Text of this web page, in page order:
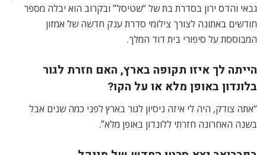
גבאי והדס ירון בסדרת בת של “שטיסל” ובקרוב הוא יבלה מספר
חודשים באתונה לצורך צילומי סדרת ענק חדשה של אמזון
המבוססת על סיפורי בית דוד המלך.
הייתה לך איזו תקופה בארץ, האם חזרת לגור
בלונדון באופן מלא או על הקו?
“אתה צודק, היה לי איזה ניסיון לגור בארץ לפני כמה שנים אבל
בשנה האחרונה חזרתי ללונדון באופן מלא”.